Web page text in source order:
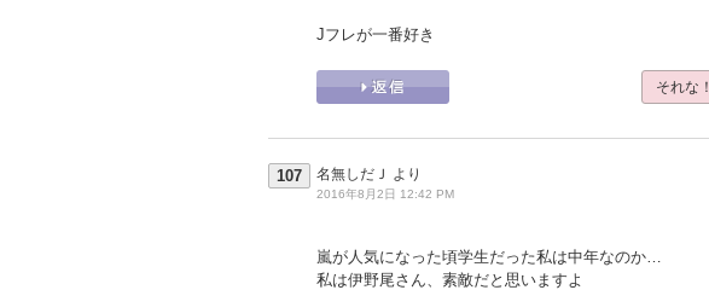
Jフレが一番好き
それな！
107 名無しだＪ より
2016年8月2日 12:42 PM
嵐が人気になった頃学生だった私は中年なのか…
私は伊野尾さん、素敵だと思いますよ